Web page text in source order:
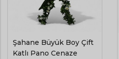
Şahane Büyük Boy Çift
Katlı Pano Cenaze